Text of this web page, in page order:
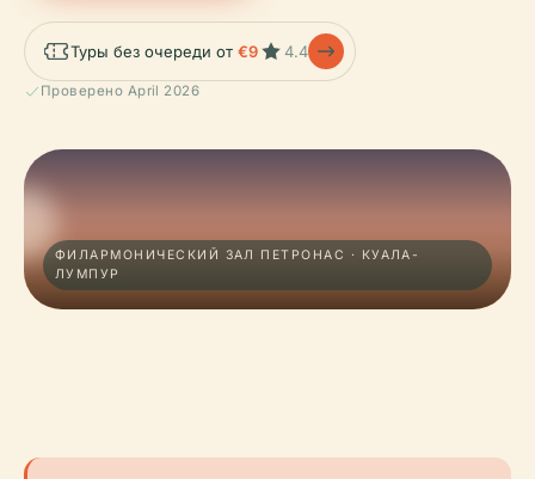
Туры без очереди от €9 4.4
Проверено April 2026
ФИЛАРМОНИЧЕСКИЙ ЗАЛ ПЕТРОНАС · КУАЛА-
ЛУМПУР